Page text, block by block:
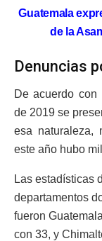
Guatemala
de la
Denuncias
De acuerdo con
de 2019 se
esa naturaleza,
este año hubo
Las estadísticas
departamentos
fueron
con 33, y